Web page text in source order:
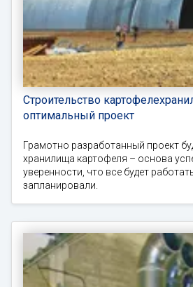
Строительство
оптимальный проект
Грамотно разработанный проект
хранилища картофеля – основа
уверенности, что все будет
запланировали.